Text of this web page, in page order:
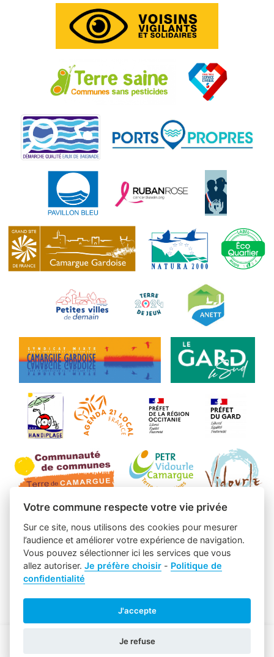
Votre commune respecte votre vie privée
Sur ce site, nous utilisons des cookies pour mesurer
l’audience et améliorer votre expérience de navigation.
Vous pouvez sélectionner ici les services que vous
allez autoriser.Je préfère choisir - Politique de
confidentialité
J'accepte
Je refuse